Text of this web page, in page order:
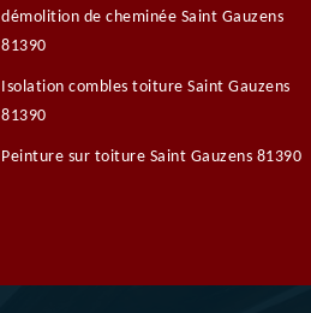
démolition de cheminée Saint Gauzens
81390
Isolation combles toiture Saint Gauzens
81390
Peinture sur toiture Saint Gauzens 81390